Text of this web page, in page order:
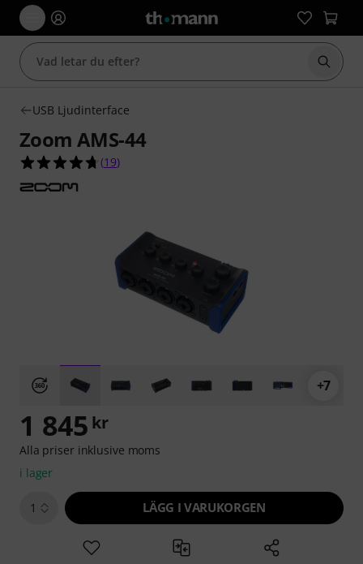
Börja
USB Ljudinterface
Zoom AMS-44
4.7 av 5 stjärnor från 19 kundbetyg
(19)
+7
1 845 kr
Alla priser inklusive moms
i lager
1 LÄGG I VARUKORGEN